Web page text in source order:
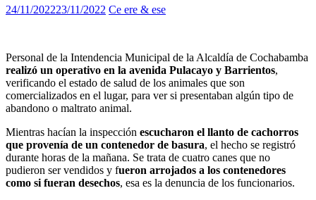
24/11/202223/11/2022 Ce ere & ese
Personal de la Intendencia Municipal de la Alcaldía de Cochabamba
realizó un operativo en la avenida Pulacayo y Barrientos,
verificando el estado de salud de los animales que son
comercializados en el lugar, para ver si presentaban algún tipo de
abandono o maltrato animal.
Mientras hacían la inspección escucharon el llanto de cachorros
que provenía de un contenedor de basura, el hecho se registró
durante horas de la mañana. Se trata de cuatro canes que no
pudieron ser vendidos y fueron arrojados a los contenedores
como si fueran desechos, esa es la denuncia de los funcionarios.